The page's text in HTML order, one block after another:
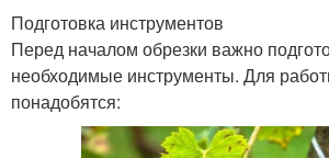
Подготовка инструментов
Перед началом обрезки важно
необходимые инструменты. Для
понадобятся: